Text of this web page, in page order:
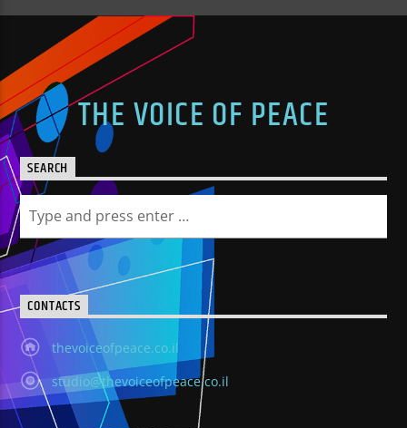
THE VOICE OF PEACE
SEARCH
CONTACTS
thevoiceofpeace.co.il
studio@thevoiceofpeace.co.il